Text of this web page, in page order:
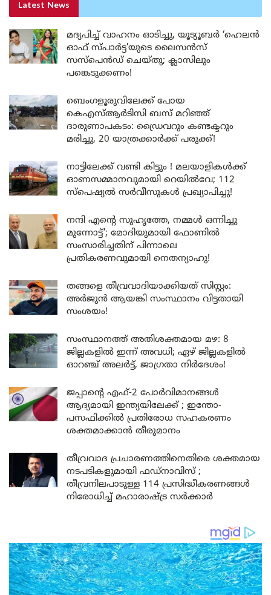
Latest News
മദ്യപിച്ച് വാഹനം ഓടിച്ചു, യൂട്യൂബർ ‘ഹെലൻ
ഓഫ് സ്പാർട്ട’യുടെ ലൈസൻസ്
സസ്പെൻഡ് ചെയ്തു; ക്ലാസിലും
പങ്കെടുക്കണം!
ബെംഗളൂരുവിലേക്ക് പോയ
കെഎസ്ആർടിസി ബസ് മറിഞ്ഞ്
ദാരുണാപകടം: ഡ്രൈവറും കണ്ടക്ടറും
മരിച്ചു, 20 യാത്രക്കാർക്ക് പരുക്ക്!
നാട്ടിലേക്ക് വണ്ടി കിട്ടും ! മലയാളികൾക്ക്
ഓണസമ്മാനവുമായി റെയിൽവേ; 112
സ്പെഷ്യൽ സർവീസുകൾ പ്രഖ്യാപിച്ചു!
നന്ദി എൻ്റെ സുഹൃത്തേ, നമ്മൾ ഒന്നിച്ചു
മുന്നോട്ട്’; മോദിയുമായി ഫോണിൽ
സംസാരിച്ചതിന് പിന്നാലെ
പ്രതികരണവുമായി നെതന്യാഹു!
തങ്ങളെ തീവ്രവാദിയാക്കിയത് സിസ്റ്റം:
അർജുൻ ആയങ്കി സംസ്ഥാനം വിട്ടതായി
സംശയം!
സംസ്ഥാനത്ത് അതിശക്തമായ മഴ: 8
ജില്ലകളിൽ ഇന്ന് അവധി; ഏഴ് ജില്ലകളിൽ
ഓറഞ്ച് അലർട്ട്, ജാഗ്രതാ നിർദേശം!
ജപ്പാന്റെ എഫ്-2 പോർവിമാനങ്ങൾ
ആദ്യമായി ഇന്ത്യയിലേക്ക് ; ഇന്തോ-
പസഫിക്കിൽ പ്രതിരോധ സഹകരണം
ശക്തമാക്കാൻ തീരുമാനം
തീവ്രവാദ പ്രചാരണത്തിനെതിരെ ശക്തമായ
നടപടികളുമായി ഫഡ്നാവിസ് ;
തീവ്രനിലപാടുള്ള 114 പ്രസിദ്ധീകരണങ്ങൾ
നിരോധിച്ച് മഹാരാഷ്ട്ര സർക്കാർ